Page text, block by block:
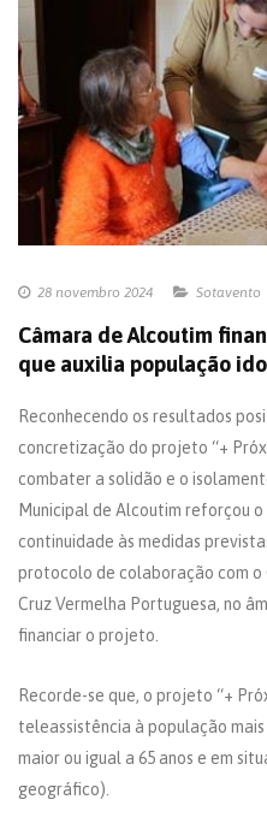
28 novembro 2024 Sotavento
Câmara de Alcoutim
que auxilia população
Reconhecendo os resultados
concretização do projeto “+
combater a solidão e o
Municipal de Alcoutim reforçou
continuidade às medidas
protocolo de colaboração com o
Cruz Vermelha Portuguesa, no
financiar o projeto.
Recorde-se que, o projeto “+
teleassistência à população
maior ou igual a 65 anos e em
geográfico).